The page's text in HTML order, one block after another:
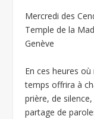
Mercredi des
Temple de la
Genève
En ces heures
temps offrira à
prière, de
partage de